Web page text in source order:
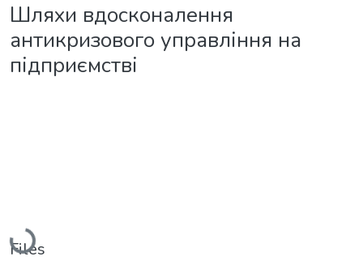
Шляхи вдосконалення
антикризового управління на
підприємстві
Loading...
Files